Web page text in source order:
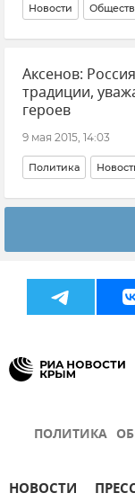
Новости
Аксенов:
традиции,
героев
9 мая 2015, 14:03
Политика
ПОЛИТИКА
НОВОСТИ